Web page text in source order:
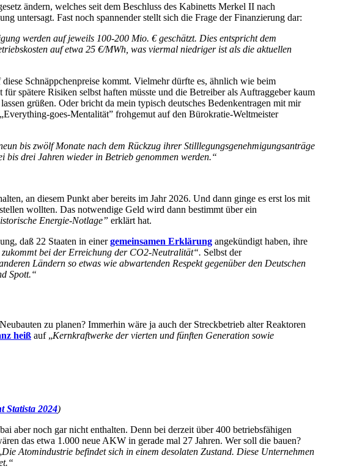
ändern, welches seit dem Beschluss des Kabinetts Merkel II nach
untersagt. Fast noch spannender stellt sich die Frage der Finanzierung dar:
werden auf jeweils 100-200 Mio. € geschätzt. Dies entspricht dem
auf etwa 25 €/MWh, was viermal niedriger ist als die aktuellen
Schnäppchenpreise kommt. Vielmehr dürfte es, ähnlich wie beim
spätere Risiken selbst haften müsste und die Betreiber als Auftraggeber kaum
grüßen. Oder bricht da mein typisch deutsches Bedenkentragen mit mir
goes-Mentalität” frohgemut auf den Bürokratie-Weltmeister
bis zwölf Monate nach dem Rückzug ihrer Stilllegungsgenehmigungsanträge
bis drei Jahren wieder in Betrieb genommen werden.“
an diesem Punkt aber bereits im Jahr 2026. Und dann ginge es erst los mit
wollten. Das notwendige Geld wird dann bestimmt über ein
Energie-Notlage” erklärt hat.
daß 22 Staaten in einergemeinsamen Erklärung angekündigt haben, ihre
zukommt bei der Erreichung der CO2-Neutralität“. Selbst der
Ländern so etwas wie abwartenden Respekt gegenüber den Deutschen
Spott.“
zu planen? Immerhin wäre ja auch der Streckbetrieb alter Reaktoren
heiß auf „Kernkraftwerke der vierten und fünften Generation sowie
Statista 2024)
aber noch gar nicht enthalten. Denn bei derzeit über 400 betriebsfähigen
das etwa 1.000 neue AKW in gerade mal 27 Jahren. Wer soll die bauen?
Die Atomindustrie befindet sich in einem desolaten Zustand. Diese Unternehmen